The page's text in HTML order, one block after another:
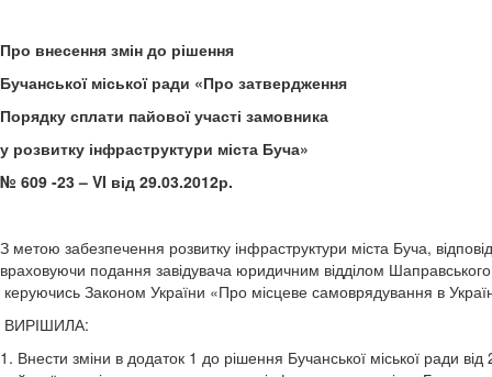
Про внесення змін до рішення
Бучанської міської ради «Про затвердження
Порядку сплати пайової участі замовника
у розвитку інфраструктури міста Буча»
№ 609 -23 – VI від 29.03.2012р.
З метою забезпечення розвитку інфраструктури міста Буча,
враховуючи подання завідувача юридичним відділом
керуючись Законом України «Про місцеве самоврядування в
ВИРІШИЛА:
1. Внести зміни в додаток 1 до рішення Бучанської міської